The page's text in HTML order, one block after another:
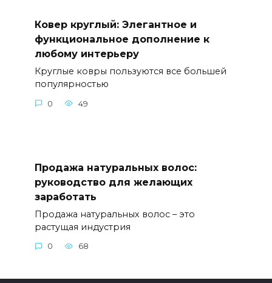
Ковер круглый: Элегантное и
функциональное дополнение к
любому интерьеру
Круглые ковры пользуются все большей
популярностью
0 49
Продажа натуральных волос:
руководство для желающих
заработать
Продажа натуральных волос – это
растущая индустрия
0 68